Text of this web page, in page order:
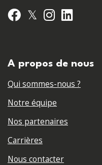
Facebook
𝕏 Instagram
A propos de nous
Qui sommes-nous ?
Notre équipe
Nos partenaires
Carrières
Nous contacter